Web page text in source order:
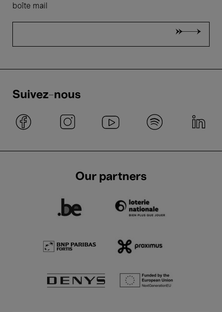
boîte mail
Suivez-nous
Our partners